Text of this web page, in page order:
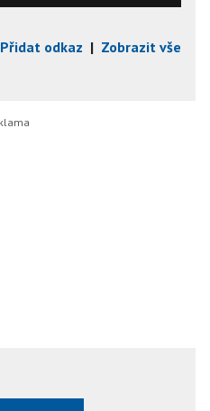
Přidat odkaz | Zobrazit vše